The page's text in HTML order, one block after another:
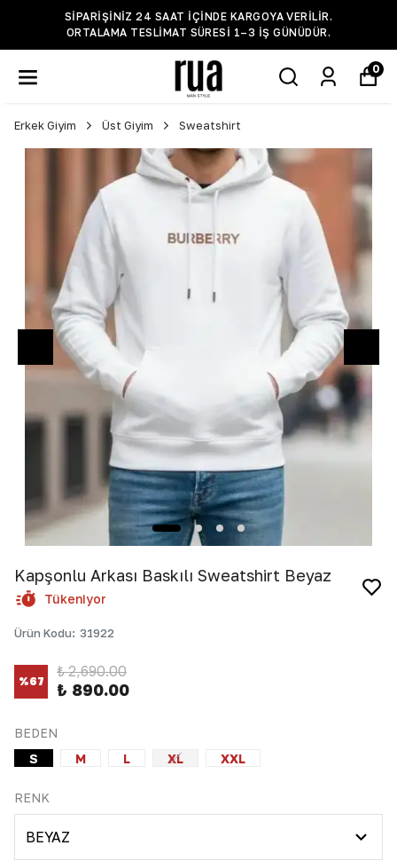
SIPARIŞINIZ 24 SAAT IÇINDE KARGOYA VERILIR.
ORTALAMA TESLIMAT SÜRESI 1–3 IŞ GÜNÜDÜR.
0
Erkek Giyim Üst Giyim Sweatshirt
Kapşonlu Arkası Baskılı Sweatshirt Beyaz
Tükeniyor
Ürün Kodu: 31922
%67
₺ 2,690.00
₺ 890.00
BEDEN
S
M L XL XXL
RENK